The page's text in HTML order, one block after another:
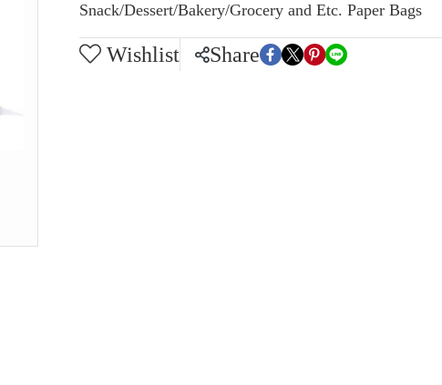
Snack/Dessert/Bakery/Grocery and Etc. Paper Bags
Wishlist Share